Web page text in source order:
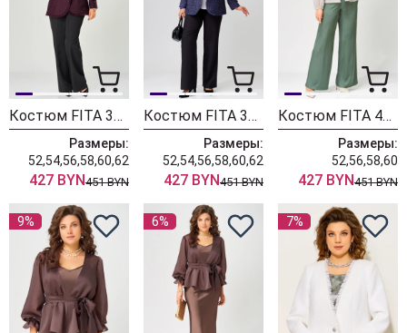
Костюм FITA 337-2 черно-бордовый
Размеры:
52,54,56,58,60,62
427 BYN451 BYN
Костюм FITA 337-1 черно-баклажановый
Размеры:
52,54,56,58,60,62
427 BYN451 BYN
Костюм FITA 4132 нефрит+дымчатый
Размеры:
52,56,58,60
427 BYN451 BYN
9% 6% 7%